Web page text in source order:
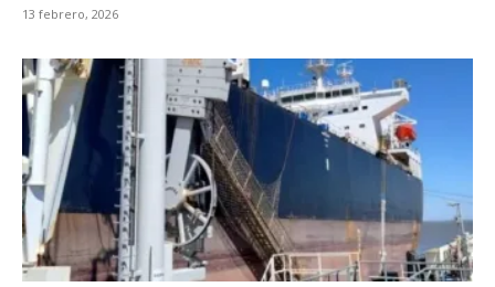
13 febrero, 2026